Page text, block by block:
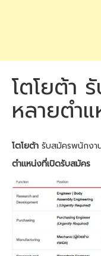
โตโยต้า
หลายตำ
โตโยต้า รับสมัครพนักงา
ตำแหน่งที่เปิดรับสมัคร